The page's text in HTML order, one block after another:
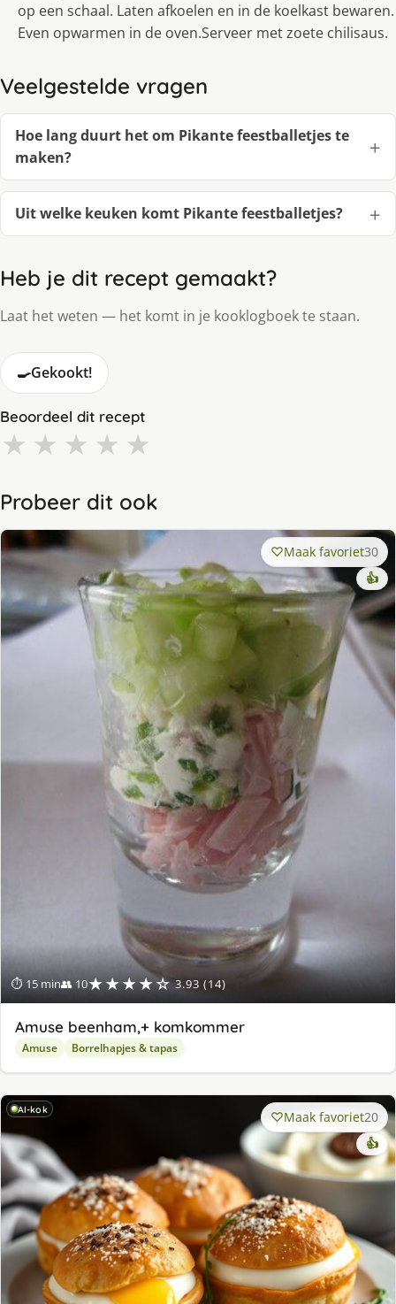
op een schaal. Laten afkoelen en in de koelkast bewaren.
Even opwarmen in de oven.Serveer met zoete chilisaus.
Veelgestelde vragen
Hoe lang duurt het om Pikante feestballetjes te
maken?
Uit welke keuken komt Pikante feestballetjes?
Heb je dit recept gemaakt?
Laat het weten — het komt in je kooklogboek te staan.
🍳Gekookt!
Beoordeel dit recept
★ ★ ★ ★ ★
Probeer dit ook
⏱ 15 min👥 10★★★★☆ 3.93 (14)
Maak favoriet30
👍
Amuse beenham,+ komkommer
Amuse Borrelhapjes & tapas
AI-kok Maak favoriet20
👍